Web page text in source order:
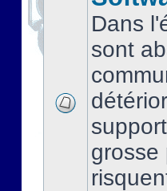
Dans
sont
grosse